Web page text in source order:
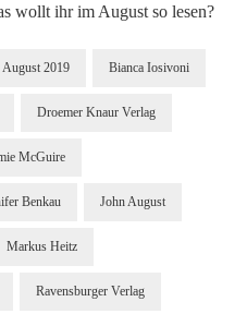
wollt ihr im August so lesen?
August 2019 Bianca Iosivoni
Droemer Knaur Verlag
McGuire
Benkau John August
Markus Heitz
Ravensburger Verlag